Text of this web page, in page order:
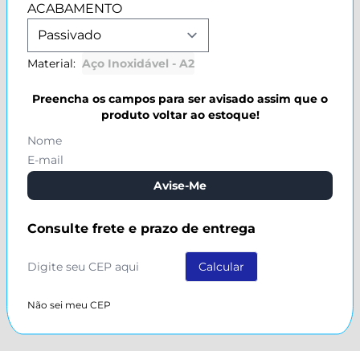
ACABAMENTO
Material: Aço Inoxidável - A2
Preencha os campos para ser avisado assim que o
produto voltar ao estoque!
Avise-Me
Consulte frete e prazo de entrega
Não sei meu CEP